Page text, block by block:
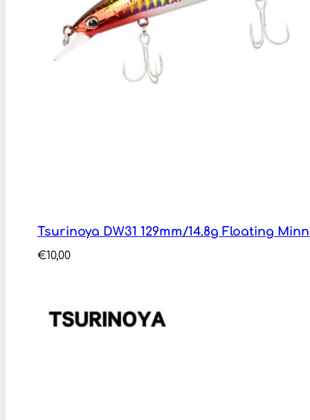
Tsurinoya DW31 129mm/14.8g Floating
€10,00